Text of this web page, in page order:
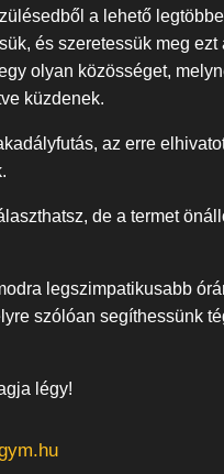
a lehető
és szeretessük meg ezt
olyan közösséget,
küzdenek.
az erre
de a termet
legszimpatikusabb
szólóan segíthessünk
légy!